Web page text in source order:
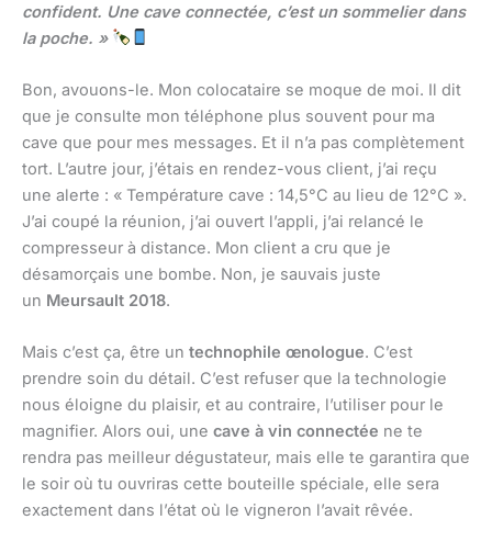
confident. Une cave connectée, c’est un sommelier dans
la poche. »
Bon, avouons-le. Mon colocataire se moque de moi. Il dit
que je consulte mon téléphone plus souvent pour ma
cave que pour mes messages. Et il n’a pas complètement
tort. L’autre jour, j’étais en rendez-vous client, j’ai reçu
une alerte : « Température cave : 14,5°C au lieu de 12°C ».
J’ai coupé la réunion, j’ai ouvert l’appli, j’ai relancé le
compresseur à distance. Mon client a cru que je
désamorçais une bombe. Non, je sauvais juste
un Meursault 2018.
Mais c’est ça, être un technophile œnologue. C’est
prendre soin du détail. C’est refuser que la technologie
nous éloigne du plaisir, et au contraire, l’utiliser pour le
magnifier. Alors oui, une cave à vin connectée ne te
rendra pas meilleur dégustateur, mais elle te garantira que
le soir où tu ouvriras cette bouteille spéciale, elle sera
exactement dans l’état où le vigneron l’avait rêvée.